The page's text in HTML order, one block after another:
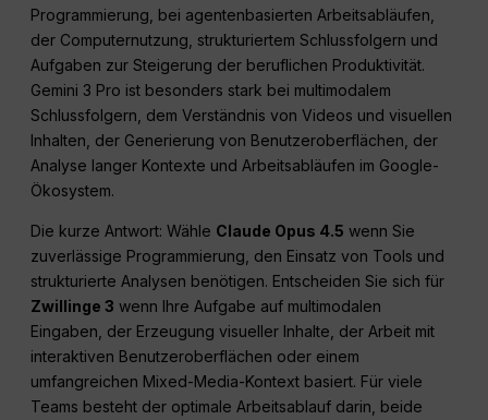
Programmierung, bei agentenbasierten Arbeitsabläufen,
der Computernutzung, strukturiertem Schlussfolgern und
Aufgaben zur Steigerung der beruflichen Produktivität.
Gemini 3 Pro ist besonders stark bei multimodalem
Schlussfolgern, dem Verständnis von Videos und visuellen
Inhalten, der Generierung von Benutzeroberflächen, der
Analyse langer Kontexte und Arbeitsabläufen im Google-
Ökosystem.
Die kurze Antwort: Wähle Claude Opus 4.5 wenn Sie
zuverlässige Programmierung, den Einsatz von Tools und
strukturierte Analysen benötigen. Entscheiden Sie sich für
Zwillinge 3 wenn Ihre Aufgabe auf multimodalen
Eingaben, der Erzeugung visueller Inhalte, der Arbeit mit
interaktiven Benutzeroberflächen oder einem
umfangreichen Mixed-Media-Kontext basiert. Für viele
Teams besteht der optimale Arbeitsablauf darin, beide